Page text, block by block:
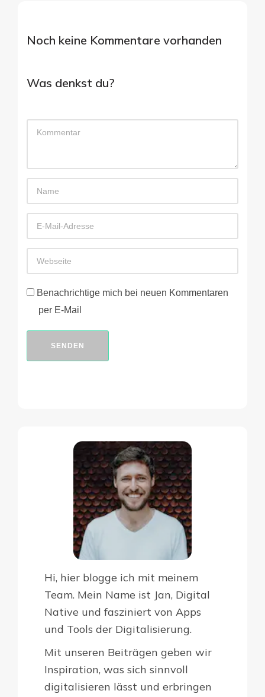
Noch keine Kommentare vorhanden
Was denkst du?
Benachrichtige mich bei neuen Kommentaren
per E-Mail
SENDEN
Hi, hier blogge ich mit meinem
Team. Mein Name ist Jan, Digital
Native und fasziniert von Apps
und Tools der Digitalisierung.
Mit unseren Beiträgen geben wir
Inspiration, was sich sinnvoll
digitalisieren lässt und erbringen